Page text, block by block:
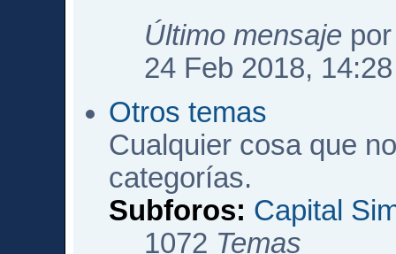
Último mensaje
24 Feb 2018, 14:28
Otros temas
Cualquier cosa que
categorías.
Subforos: Capital
1072 Temas